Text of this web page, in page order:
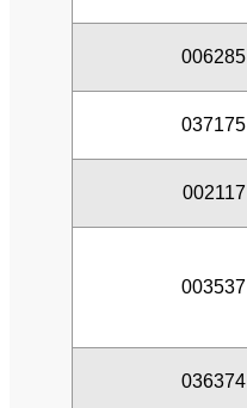
006285
037175
002117
003537
036374